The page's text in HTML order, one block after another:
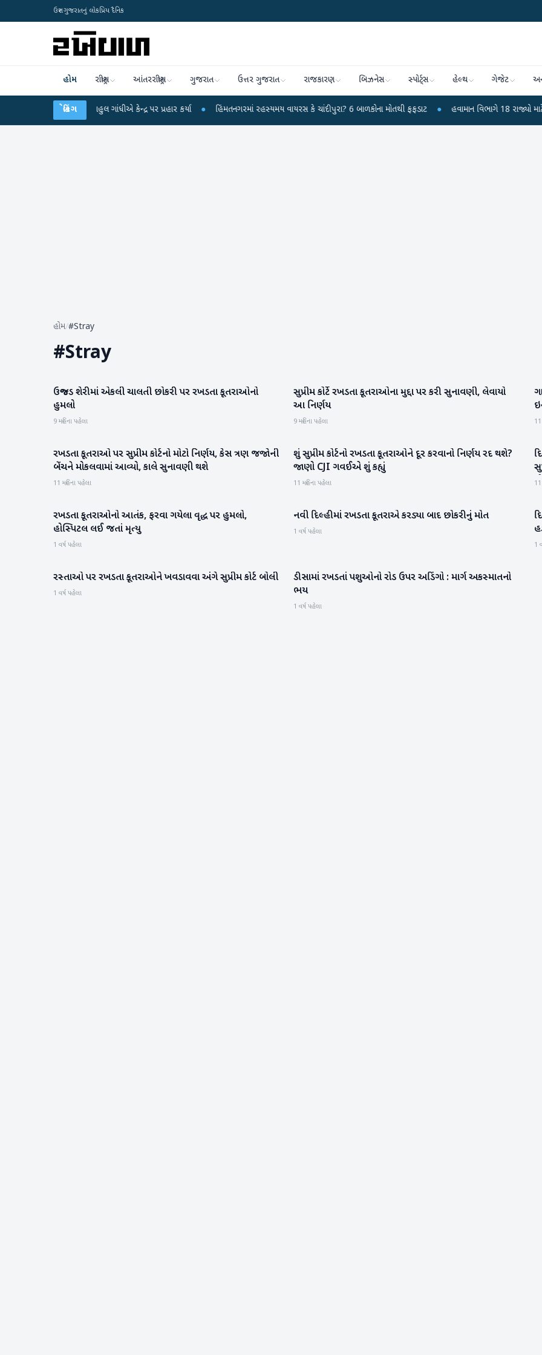
ઉત્તર ગુજરાતનું લોકપ્રિય દૈનિક
હોમ રાષ્ટ્રીય આંતરરાષ્ટ્રીય ગુજરાત ઉત્તર ગુજરાત રાજકારણ બિઝનેસ સ્પોર્ટ્સ હેલ્થ ગેજેટ
બ્રેકિંગ
આરોપો પર રાહુલ ગાંધીએ કેન્દ્ર પર પ્રહાર કર્યા ● હિંમતનગરમાં રહસ્યમય વાયરસ કે ચાંદીપુરા? 6 બાળકોના મોતથી ફફડાટ ● હવામાન વિભાગે 18 રાજ્યો માટે ભારે
હોમ/#Stray
#Stray
રાષ્ટ્રીય
ઉજ્જડ શેરીમાં એકલી ચાલતી છોકરી પર રખડતા કૂતરાઓનો
હુમલો
9 મહિના પહેલા
રાષ્ટ્રીય
સુપ્રીમ કોર્ટે રખડતા કૂતરાઓના મુદ્દા પર કરી સુનાવણી, લેવાયો
આ નિર્ણય
9 મહિના પહેલા
રાષ્ટ્રીય
રખડતા કૂતરાઓ પર સુપ્રીમ કોર્ટનો મોટો નિર્ણય, કેસ ત્રણ જજોની
બેંચને મોકલવામાં આવ્યો, કાલે સુનાવણી થશે
11 મહિના પહેલા
રાષ્ટ્રીય
શું સુપ્રીમ કોર્ટનો રખડતા કૂતરાઓને દૂર કરવાનો નિર્ણય રદ થશે?
જાણો CJI ગવઈએ શું કહ્યું
11 મહિના પહેલા
રાષ્ટ્રીય
રખડતા કૂતરાઓનો આતંક, ફરવા ગયેલા વૃદ્ધ પર હુમલો,
હોસ્પિટલ લઈ જતાં મૃત્યુ
1 વર્ષ પહેલા
રાષ્ટ્રીય
નવી દિલ્હીમાં રખડતા કૂતરાએ કરડ્યા બાદ છોકરીનું મોત
1 વર્ષ પહેલા
1
રાષ્ટ્રીય
રસ્તાઓ પર રખડતા કૂતરાઓને ખવડાવવા અંગે સુપ્રીમ કોર્ટ બોલી
1 વર્ષ પહેલા
બનાસકાંઠા
ડીસામાં રખડતાં પશુઓનો રોડ ઉપર અડિંગો : માર્ગ અકસ્માતનો
ભય
1 વર્ષ પહેલા